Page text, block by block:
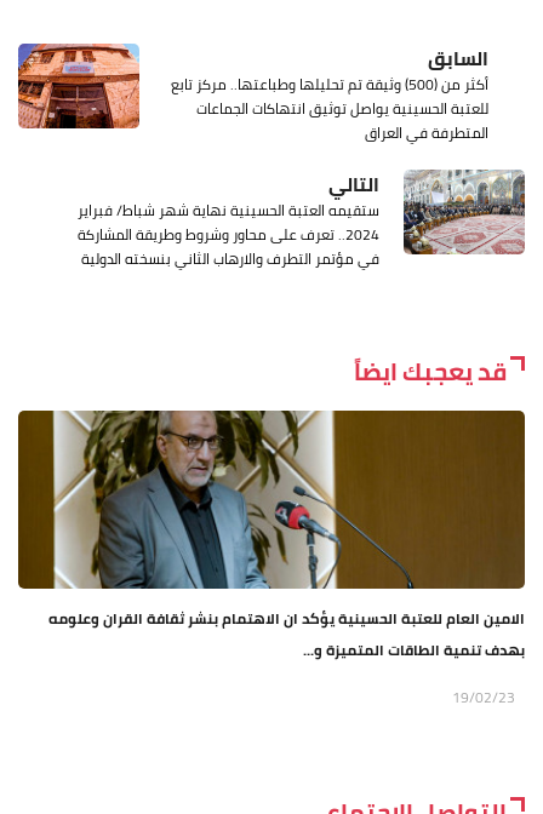
السابق
أكثر من (500) وثيقة تم تحليلها وطباعتها.. مركز تابع
للعتبة الحسينية يواصل توثيق انتهاكات الجماعات
المتطرفة في العراق
التالي
ستقيمه العتبة الحسينية نهاية شهر شباط/ فبراير
2024.. تعرف على محاور وشروط وطريقة المشاركة
في مؤتمر التطرف والارهاب الثاني بنسخته الدولية
قد يعجبك ايضاً
الامين العام للعتبة الحسينية يؤكد ان الاهتمام بنشر ثقافة القران وعلومه
بهدف تنمية الطاقات المتميزة و...
19/02/23